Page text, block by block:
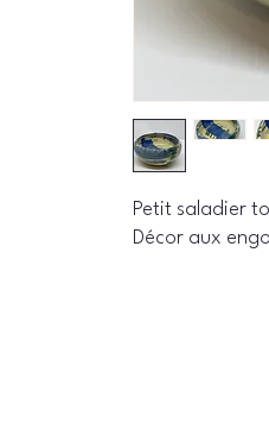
Petit saladier
Décor aux